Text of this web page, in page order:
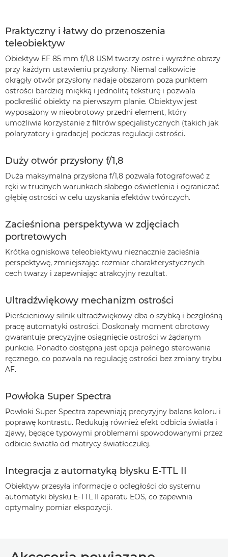
Praktyczny i łatwy do przenoszenia
teleobiektyw
Obiektyw EF 85 mm f/1,8 USM tworzy ostre i wyraźne obrazy
przy każdym ustawieniu przysłony. Niemal całkowicie
okrągły otwór przysłony nadaje obszarom poza punktem
ostrości bardziej miękką i jednolitą teksturę i pozwala
podkreślić obiekty na pierwszym planie. Obiektyw jest
wyposażony w nieobrotowy przedni element, który
umożliwia korzystanie z filtrów specjalistycznych (takich jak
polaryzatory i gradacje) podczas regulacji ostrości.
Duży otwór przysłony f/1,8
Duża maksymalna przysłona f/1,8 pozwala fotografować z
ręki w trudnych warunkach słabego oświetlenia i ograniczać
głębię ostrości w celu uzyskania efektów twórczych.
Zacieśniona perspektywa w zdjęciach
portretowych
Krótka ogniskowa teleobiektywu nieznacznie zacieśnia
perspektywę, zmniejszając rozmiar charakterystycznych
cech twarzy i zapewniając atrakcyjny rezultat.
Ultradźwiękowy mechanizm ostrości
Pierścieniowy silnik ultradźwiękowy dba o szybką i bezgłośną
pracę automatyki ostrości. Doskonały moment obrotowy
gwarantuje precyzyjne osiągnięcie ostrości w żądanym
punkcie. Ponadto dostępna jest opcja pełnego sterowania
ręcznego, co pozwala na regulację ostrości bez zmiany trybu
AF.
Powłoka Super Spectra
Powłoki Super Spectra zapewniają precyzyjny balans koloru i
poprawę kontrastu. Redukują również efekt odbicia światła i
zjawy, będące typowymi problemami spowodowanymi przez
odbicie światła od matrycy światłoczułej.
Integracja z automatyką błysku E-TTL II
Obiektyw przesyła informacje o odległości do systemu
automatyki błysku E-TTL II aparatu EOS, co zapewnia
optymalny pomiar ekspozycji.